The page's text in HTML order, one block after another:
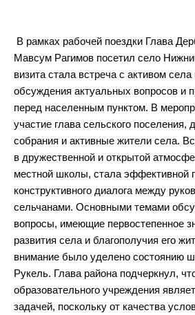
В рамках рабочей поездки Глава
Мавсум Рагимов посетил село
визита стала встреча с активом
обсуждения актуальных вопросов и
перед населенным пунктом. В
участие глава сельского поселения,
собрания и активные жители села.
в дружественной и открытой
местной школы, стала эффективной
конструктивного диалога между
сельчанами. Основными темами
вопросы, имеющие первостепенное
развития села и благополучия его
внимание было уделено состоянию
Рукель. Глава района подчеркнул,
образовательного учреждения
задачей, поскольку от качества